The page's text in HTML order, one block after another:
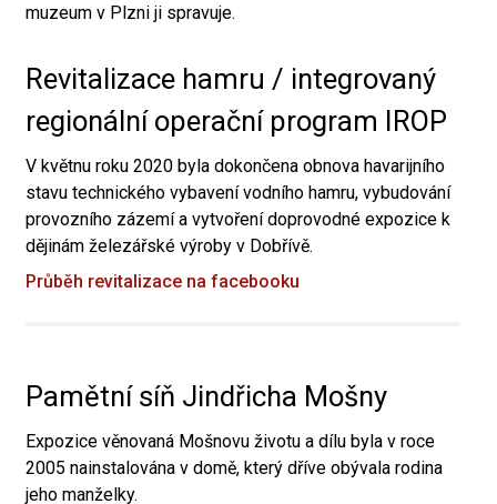
muzeum v Plzni ji spravuje.
Revitalizace hamru / integrovaný
regionální operační program IROP
V květnu roku 2020 byla dokončena obnova havarijního
stavu technického vybavení vodního hamru, vybudování
provozního zázemí a vytvoření doprovodné expozice k
dějinám železářské výroby v Dobřívě.
Průběh revitalizace na facebooku
Pamětní síň Jindřicha Mošny
Expozice věnovaná Mošnovu životu a dílu byla v roce
2005 nainstalována v domě, který dříve obývala rodina
jeho manželky.